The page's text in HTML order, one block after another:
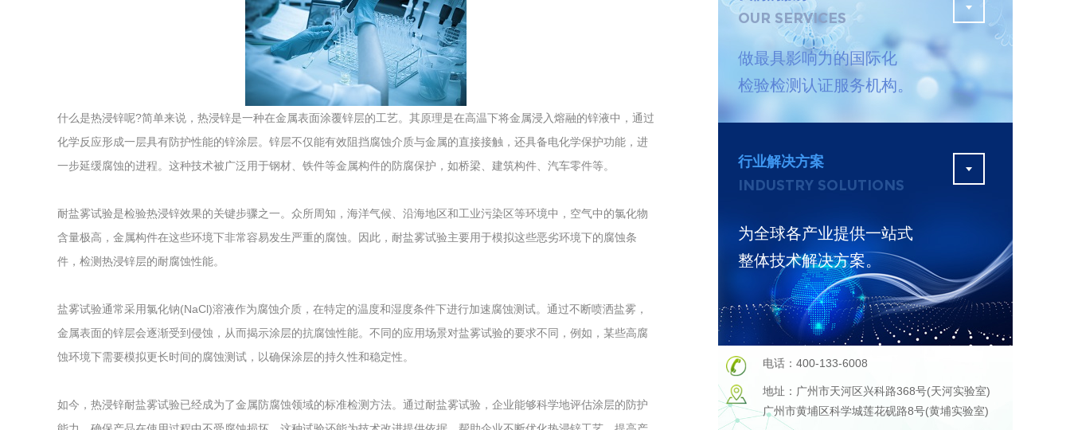
VOCs废气治理 固废处理工程
综合利用工程 更多
什么是热浸锌呢?简单来说，热浸锌是一种在金属表面涂覆锌层的工艺。其原理是在高温下将金属浸入熔融的锌液中，通过
化学反应形成一层具有防护性能的锌涂层。锌层不仅能有效阻挡腐蚀介质与金属的直接接触，还具备电化学保护功能，进
一步延缓腐蚀的进程。这种技术被广泛用于钢材、铁件等金属构件的防腐保护，如桥梁、建筑构件、汽车零件等。
耐盐雾试验是检验热浸锌效果的关键步骤之一。众所周知，海洋气候、沿海地区和工业污染区等环境中，空气中的氯化物
含量极高，金属构件在这些环境下非常容易发生严重的腐蚀。因此，耐盐雾试验主要用于模拟这些恶劣环境下的腐蚀条
件，检测热浸锌层的耐腐蚀性能。
盐雾试验通常采用氯化钠(NaCl)溶液作为腐蚀介质，在特定的温度和湿度条件下进行加速腐蚀测试。通过不断喷洒盐雾，
金属表面的锌层会逐渐受到侵蚀，从而揭示涂层的抗腐蚀性能。不同的应用场景对盐雾试验的要求不同，例如，某些高腐
蚀环境下需要模拟更长时间的腐蚀测试，以确保涂层的持久性和稳定性。
如今，热浸锌耐盐雾试验已经成为了金属防腐蚀领域的标准检测方法。通过耐盐雾试验，企业能够科学地评估涂层的防护
OUR SERVICES
做最具影响力的国际化
检验检测认证服务机构。
行业解决方案
INDUSTRY SOLUTIONS
为全球各产业提供一站式
整体技术解决方案。
电话：400-133-6008
地址：广州市天河区兴科路368号(天河实验室)
广州市黄埔区科学城莲花砚路8号(黄埔实验室)